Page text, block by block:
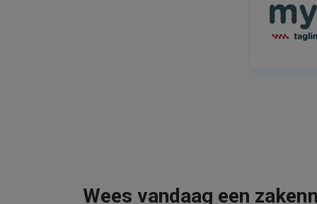
Wees vandaag een